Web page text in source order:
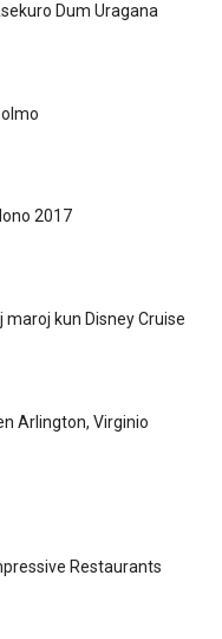
Dum Uragana
2017
maroj kun Disney Cruise
Arlington, Virginio
Restaurants